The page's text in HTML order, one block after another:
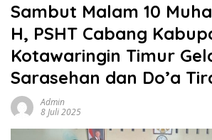
Sambut Malam 10
H, PSHT Cabang
Kotawaringin Timur
Sarasehan dan Do’a
Admin
8 Juli 2025